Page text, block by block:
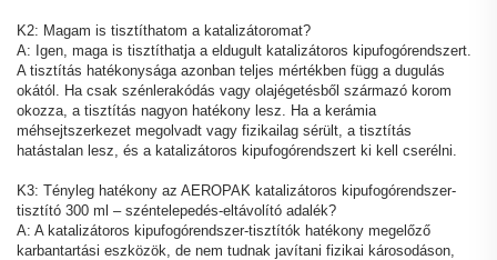
K2: Magam is tisztíthatom a katalizátoromat?
A: Igen, maga is tisztíthatja a eldugult katalizátoros kipufogórendszert.
A tisztítás hatékonysága azonban teljes mértékben függ a dugulás
okától. Ha csak szénlerakódás vagy olajégetésből származó korom
okozza, a tisztítás nagyon hatékony lesz. Ha a kerámia
méhsejtszerkezet megolvadt vagy fizikailag sérült, a tisztítás
hatástalan lesz, és a katalizátoros kipufogórendszert ki kell cserélni.
K3: Tényleg hatékony az AEROPAK katalizátoros kipufogórendszer-
tisztító 300 ml – széntelepedés-eltávolító adalék?
A: A katalizátoros kipufogórendszer-tisztítók hatékony megelőző
karbantartási eszközök, de nem tudnak javítani fizikai károsodáson,